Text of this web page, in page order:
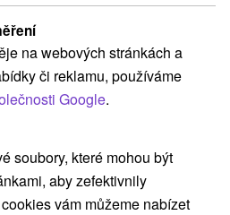
A VÝBĚR POBYTU
přímo ubytovatele.
na webových stránkách a
či reklamu, používáme
Google.
soubory, které mohou být
aby zefektivnily
vám můžeme nabízet